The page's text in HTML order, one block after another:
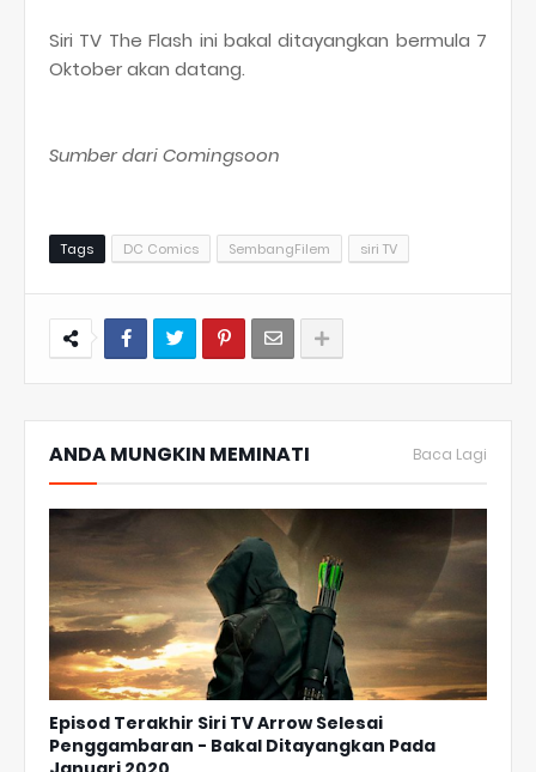
Siri TV The Flash ini bakal ditayangkan bermula 7
Oktober akan datang.
Sumber dari Comingsoon
Tags DC Comics SembangFilem siri TV
ANDA MUNGKIN MEMINATI Baca Lagi
Episod Terakhir Siri TV Arrow Selesai
Penggambaran - Bakal Ditayangkan Pada